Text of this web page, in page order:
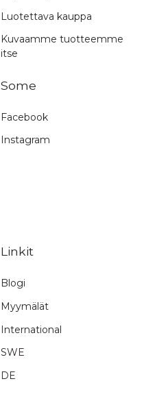
Luotettava kauppa
Kuvaamme tuotteemme
itse
Some
Facebook
Instagram
Linkit
Blogi
Myymälät
International
SWE
DE